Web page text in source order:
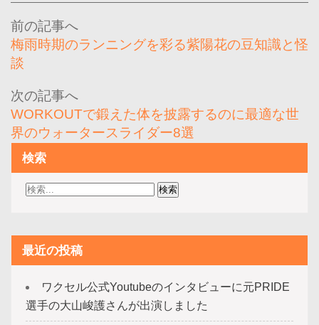
投
稿
ナ
ビ
ゲ
ー
シ
ョ
ン
梅雨時期のランニングを彩る紫陽花の豆知識と怪
談
WORKOUTで鍛えた体を披露するのに最適な世
界のウォータースライダー8選
検索
最近の投稿
ワクセル公式Youtubeのインタビューに元PRIDE
選手の大山峻護さんが出演しました